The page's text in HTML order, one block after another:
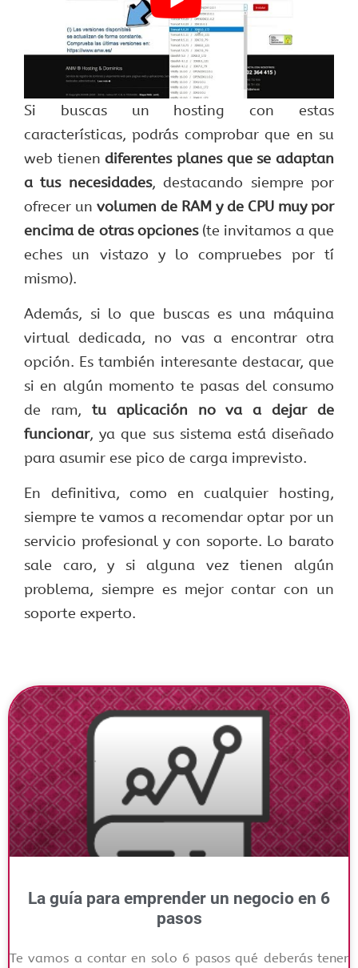
Si buscas un hosting con estas
características, podrás comprobar que en su
web tienendiferentes planes que se adaptan
a tus necesidades, destacando siempre por
ofrecer un volumen de RAM y de CPU muy por
encima de otras opciones(te invitamos a que
eches un vistazo y lo compruebes por tí
mismo).
Además, si lo que buscas es una máquina
virtual dedicada, no vas a encontrar otra
opción. Es también interesante destacar, que
si en algún momento te pasas del consumo
de ram, tu aplicación no va a dejar de
funcionar, ya que sus sistema está diseñado
para asumir ese pico de carga imprevisto.
En definitiva, como en cualquier hosting,
siempre te vamos a recomendar optar por un
servicio profesional y con soporte. Lo barato
sale caro, y si alguna vez tienen algún
problema, siempre es mejor contar con un
soporte experto.
La guía para emprender un negocio en 6
pasos
Te vamos a contar en solo 6 pasos qué deberás tener